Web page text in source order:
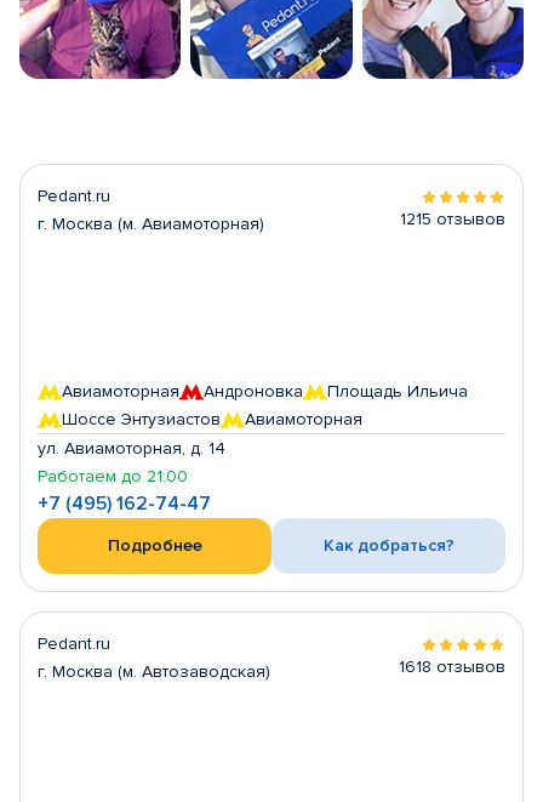
Pedant.ru
г. Москва (м. Авиамоторная)
1215 отзывов
Авиамоторная Андроновка
Площадь Ильича
Шоссе Энтузиастов
Авиамоторная
ул. Авиамоторная, д. 14
Работаем до 21:00
+7 (495) 162-74-47
Подробнее Как добраться?
Pedant.ru
г. Москва (м. Автозаводская)
1618 отзывов